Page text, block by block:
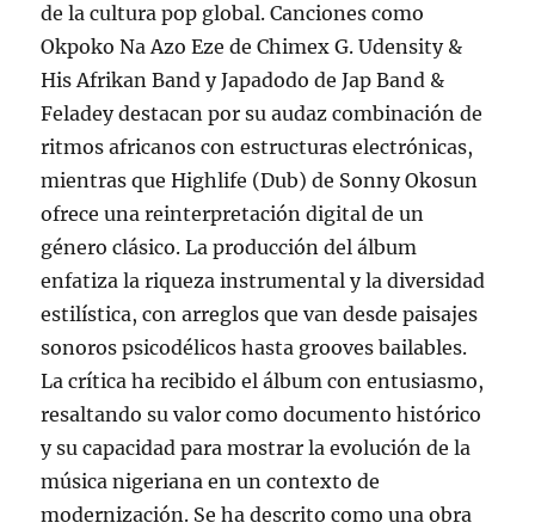
de la cultura pop global. Canciones como
Okpoko Na Azo Eze de Chimex G. Udensity &
His Afrikan Band y Japadodo de Jap Band &
Feladey destacan por su audaz combinación de
ritmos africanos con estructuras electrónicas,
mientras que Highlife (Dub) de Sonny Okosun
ofrece una reinterpretación digital de un
género clásico. La producción del álbum
enfatiza la riqueza instrumental y la diversidad
estilística, con arreglos que van desde paisajes
sonoros psicodélicos hasta grooves bailables.
La crítica ha recibido el álbum con entusiasmo,
resaltando su valor como documento histórico
y su capacidad para mostrar la evolución de la
música nigeriana en un contexto de
modernización. Se ha descrito como una obra